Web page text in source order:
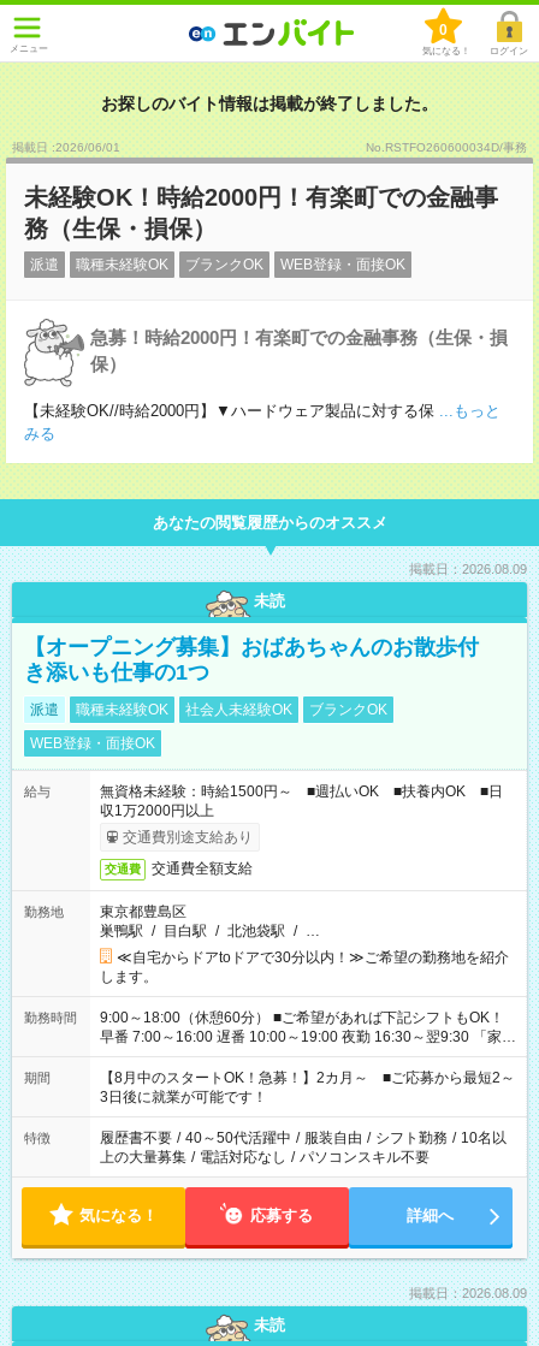
メニュー
0
気になる！ ログイン
お探しのバイト情報は掲載が終了しました。
掲載日 :2026/06/01 No.RSTFO260600034D/事務
未経験OK！時給2000円！有楽町での金融事
務（生保・損保）
派遣 職種未経験OK ブランクOK WEB登録・面接OK
急募！時給2000円！有楽町での金融事務（生保・損
保）
【未経験OK//時給2000円】▼ハードウェア製品に対する保 ...もっと
みる
あなたの閲覧履歴からのオススメ
掲載日：2026.08.09
未読
【オープニング募集】おばあちゃんのお散歩付
き添いも仕事の1つ
派遣 職種未経験OK 社会人未経験OK
ブランクOK
WEB登録・面接OK
給与
無資格未経験：時給1500円～ ■週払いOK ■扶養内OK ■日
収1万2000円以上
交通費別途支給あり
交通費 交通費全額支給
勤務地
東京都豊島区
巣鴨駅 / 目白駅 / 北池袋駅 / …
≪自宅からドアtoドアで30分以内！≫ご希望の勤務地を紹介
します。
勤務時間
9:00～18:00（休憩60分） ■ご希望があれば下記シフトもOK！
早番 7:00～16:00 遅番 10:00～19:00 夜勤 16:30～翌9:30 「家族
と休みを合わせたい」 「余裕を持って夕飯の準備がしたい」
「できれば残業はしたくない」 など、ご希望を教えてください
ね。 ※Wワーク希望の方へ 今ご覧のお仕事で希望する勤務時間
と、もう1つのお仕事の勤務時間。 合計で週40時間を超える場
合は応募できません。
期間
【8月中のスタートOK！急募！】2カ月～ ■ご応募から最短2～
3日後に就業が可能です！
特徴 履歴書不要 / 40～50代活躍中 / 服装自由 / シフト勤務 / 10名以
上の大量募集 / 電話対応なし / パソコンスキル不要
気になる！ 応募する 詳細へ
掲載日：2026.08.09
未読